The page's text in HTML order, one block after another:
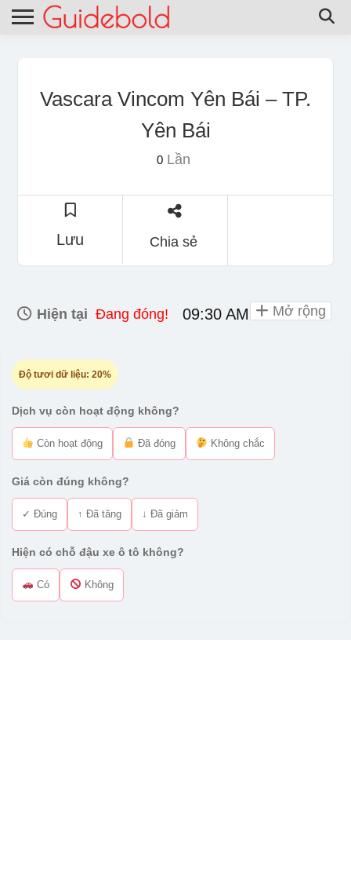
Vascara Vincom Yên Bái – TP.
Yên Bái
0Lần
Lưu Chia sẻ
Hiện tại Đang đóng! 09:30 AM - 10:00 PM
Độ tươi dữ liệu: 20%
Dịch vụ còn hoạt động không?
Còn hoạt động Đã đóng Không chắc
Giá còn đúng không?
✓ Đúng ↑ Đã tăng ↓ Đã giảm
Hiện có chỗ đậu xe ô tô không?
Có Không
Mở rộng